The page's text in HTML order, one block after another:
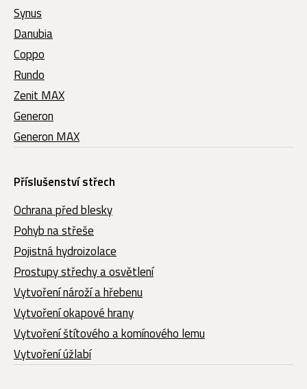
Synus
Danubia
Coppo
Rundo
Zenit MAX
Generon
Generon MAX
Příslušenství střech
Ochrana před blesky
Pohyb na střeše
Pojistná hydroizolace
Prostupy střechy a osvětlení
Vytvoření nároží a hřebenu
Vytvoření okapové hrany
Vytvoření štítového a komínového lemu
Vytvoření úžlabí